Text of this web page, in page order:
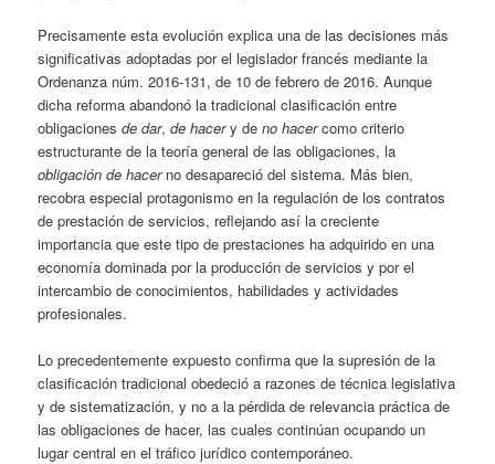
Precisamente esta evolución explica una de las decisiones más
significativas adoptadas por el legislador francés mediante la
Ordenanza núm. 2016-131, de 10 de febrero de 2016. Aunque
dicha reforma abandonó la tradicional clasificación entre
obligacionesde dar,de hacery deno hacercomo criterio
estructurante de la teoría general de las obligaciones, la
obligación de hacer no desapareció del sistema. Más bien,
recobra especial protagonismo en la regulación de los contratos
de prestación de servicios, reflejando así la creciente
importancia que este tipo de prestaciones ha adquirido en una
economía dominada por la producción de servicios y por el
intercambio de conocimientos, habilidades y actividades
profesionales.
Lo precedentemente expuesto confirma que la supresión de la
clasificación tradicional obedeció a razones de técnica legislativa
y de sistematización, y no a la pérdida de relevancia práctica de
las obligaciones de hacer, las cuales continúan ocupando un
lugar central en el tráfico jurídico contemporáneo.